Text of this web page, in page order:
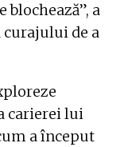
blochează”, a
de a
carierei lui
a început